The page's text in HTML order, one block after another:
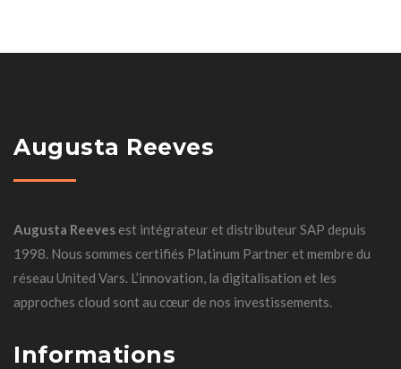
Augusta Reeves
Augusta Reeves est intégrateur et distributeur SAP depuis
1998. Nous sommes certifiés Platinum Partner et membre du
réseau United Vars. L’innovation, la digitalisation et les
approches cloud sont au cœur de nos investissements.
Informations